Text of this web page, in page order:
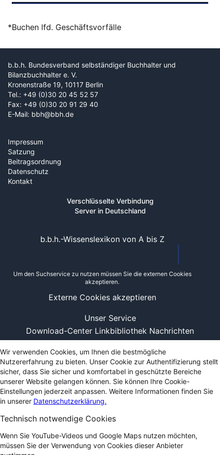
*Buchen lfd. Geschäftsvorfälle
b.b.h. Bundesverband selbständiger Buchhalter und
Bilanzbuchhalter e. V.
Kronenstraße 19, 10117 Berlin
Tel.: +49 (0)30 20 45 52 57
Fax: +49 (0)30 20 91 29 40
E-Mail: bbh@bbh.de
Impressum
Satzung
Beitragsordnung
Datenschutz
Kontakt
Verschlüsselte Verbindung
Server in Deutschland
Unser Service
Download-Center Linkbibliothek Nachrichten
b.b.h.-Wissenslexikon von A bis Z
Um den Suchservice zu nutzen müssen Sie die externen Cookies
akzeptieren.
Externe Cookies akzeptieren
Wir verwenden Cookies, um Ihnen die bestmögliche
Nutzererfahrung zu bieten. Unser Cookie zur Authentifizierung stellt
sicher, dass Sie sicher und komfortabel in geschützte Bereiche
unserer Website gelangen können. Sie können Ihre Cookie-
Einstellungen jederzeit anpassen. Weitere Informationen finden Sie
in unserer Datenschutzerklärung.
Technisch notwendige Cookies
Wenn Sie YouTube-Videos und Google Maps nutzen möchten,
müssen Sie der Verwendung von Cookies dieser Anbieter